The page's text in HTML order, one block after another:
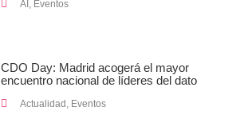
AI Eventos
CDO Day: Madrid acogerá el mayor
encuentro nacional de líderes del dato
Actualidad , Eventos